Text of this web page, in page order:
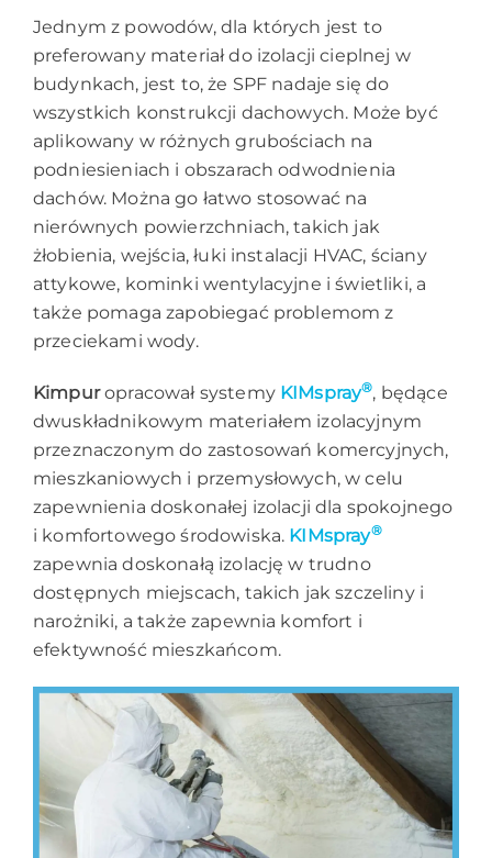
Jednym z powodów, dla których jest to
preferowany materiał do izolacji cieplnej w
budynkach, jest to, że SPF nadaje się do
wszystkich konstrukcji dachowych. Może być
aplikowany w różnych grubościach na
podniesieniach i obszarach odwodnienia
dachów. Można go łatwo stosować na
nierównych powierzchniach, takich jak
żłobienia, wejścia, łuki instalacji HVAC, ściany
attykowe, kominki wentylacyjne i świetliki, a
także pomaga zapobiegać problemom z
przeciekami wody.
Kimpuropracował systemy KIMspray®, będące
dwuskładnikowym materiałem izolacyjnym
przeznaczonym do zastosowań komercyjnych,
mieszkaniowych i przemysłowych, w celu
zapewnienia doskonałej izolacji dla spokojnego
i komfortowego środowiska. KIMspray®
zapewnia doskonałą izolację w trudno
dostępnych miejscach, takich jak szczeliny i
narożniki, a także zapewnia komfort i
efektywność mieszkańcom.